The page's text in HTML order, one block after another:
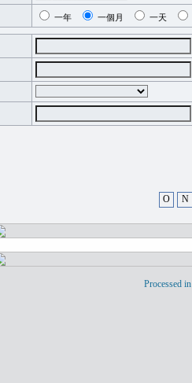
一年 一個月 一天
O N
Processed